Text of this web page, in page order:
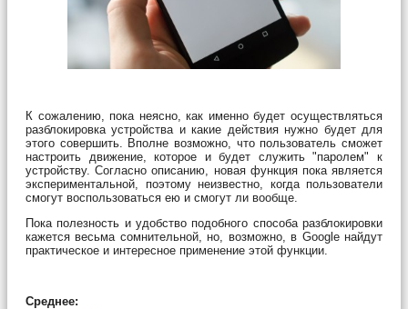
К сожалению, пока неясно, как именно будет осуществляться
разблокировка устройства и какие действия нужно будет для
этого совершить. Вполне возможно, что пользователь сможет
настроить движение, которое и будет служить "паролем" к
устройству. Согласно описанию, новая функция пока является
экспериментальной, поэтому неизвестно, когда пользователи
смогут воспользоваться ею и смогут ли вообще.
Пока полезность и удобство подобного способа разблокировки
кажется весьма сомнительной, но, возможно, в Google найдут
практическое и интересное применение этой функции.
Среднее: